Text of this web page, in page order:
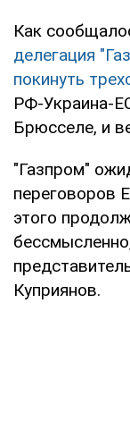
Как
делегация
покинуть
РФ-Украина-
Брюсселе, и
"Газпром"
переговоров
этого
Куприянов.